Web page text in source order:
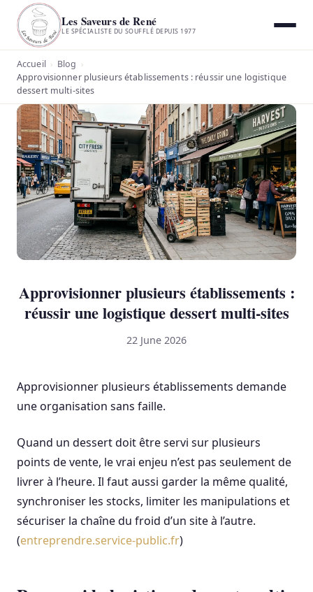
Les Saveurs de René
LE SPÉCIALISTE DU SOUFFLÉ DEPUIS 1977
Accueil › Blog ›
Approvisionner plusieurs établissements : réussir une logistique
dessert multi-sites
Approvisionner plusieurs établissements :
réussir une logistique dessert multi-sites
22 June 2026
Approvisionner plusieurs établissements demande
une organisation sans faille.
Quand un dessert doit être servi sur plusieurs
points de vente, le vrai enjeu n’est pas seulement de
livrer à l’heure. Il faut aussi garder la même qualité,
synchroniser les stocks, limiter les manipulations et
sécuriser la chaîne du froid d’un site à l’autre.
(entreprendre.service-public.fr)